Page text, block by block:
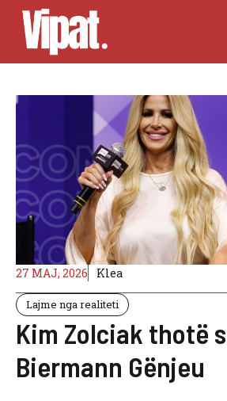
Skip
content
27 MAJ, 2026 Klea
Lajme nga realiteti
Kim Zolciak thotë
Biermann Gënjeu